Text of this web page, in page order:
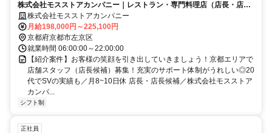
株式会社モスストアカンパニー｜レストラン・専門料理店（店長・店長
候補）
株式会社モスストアカンパニー
月給198,000円～225,100円
京都府京都市左京区
就業時間 06:00:00～22:00:00
【紹介案件】お客様の笑顔を引き出していきましょう！京都エリアで
店舗スタッフ（店長候補）募集！充実のサポート体制がうれしい◎20
代でSVの実績も／月8~10日休 店長・店長候補／株式会社モスストア
カンパ...
シフト制
正社員